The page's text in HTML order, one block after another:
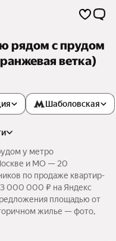
рядом с прудом
ветка)
Шаболовская
у метро
и МО — 20
по продаже квартир-
000 000 ₽ на Яндекс
площадью от
жилье — фото,